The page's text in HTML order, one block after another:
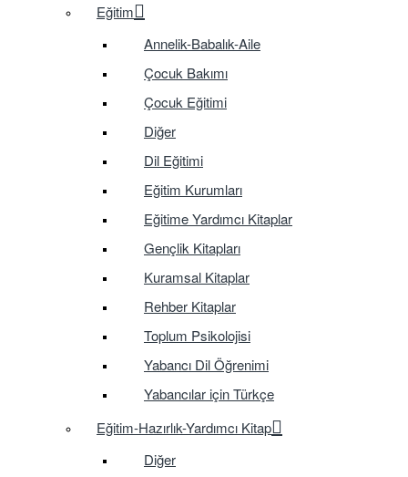
Eğitim
Annelik-Babalık-Aile
Çocuk Bakımı
Çocuk Eğitimi
Diğer
Dil Eğitimi
Eğitim Kurumları
Eğitime Yardımcı Kitaplar
Gençlik Kitapları
Kuramsal Kitaplar
Rehber Kitaplar
Toplum Psikolojisi
Yabancı Dil Öğrenimi
Yabancılar için Türkçe
Eğitim-Hazırlık-Yardımcı Kitap
Diğer